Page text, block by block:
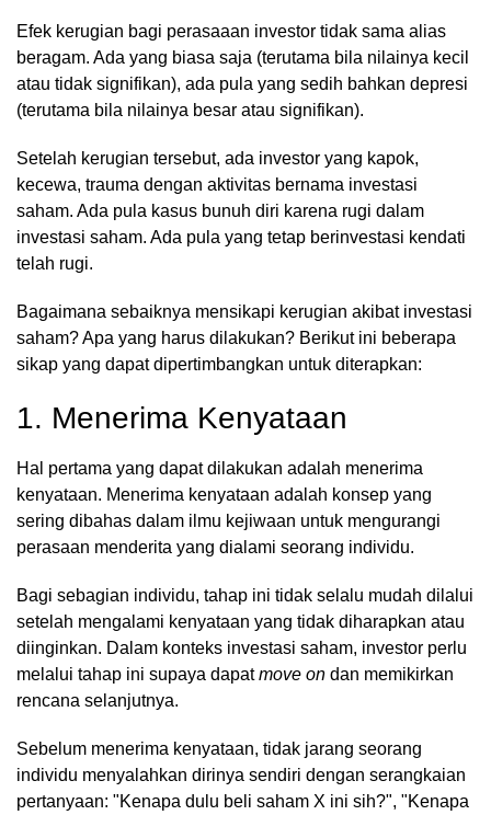
Efek kerugian bagi perasaaan investor tidak sama alias
beragam. Ada yang biasa saja (terutama bila nilainya kecil
atau tidak signifikan), ada pula yang sedih bahkan depresi
(terutama bila nilainya besar atau signifikan).
Setelah kerugian tersebut, ada investor yang kapok,
kecewa, trauma dengan aktivitas bernama investasi
saham. Ada pula kasus bunuh diri karena rugi dalam
investasi saham. Ada pula yang tetap berinvestasi kendati
telah rugi.
Bagaimana sebaiknya mensikapi kerugian akibat investasi
saham? Apa yang harus dilakukan? Berikut ini beberapa
sikap yang dapat dipertimbangkan untuk diterapkan:
1. Menerima Kenyataan
Hal pertama yang dapat dilakukan adalah menerima
kenyataan. Menerima kenyataan adalah konsep yang
sering dibahas dalam ilmu kejiwaan untuk mengurangi
perasaan menderita yang dialami seorang individu.
Bagi sebagian individu, tahap ini tidak selalu mudah dilalui
setelah mengalami kenyataan yang tidak diharapkan atau
diinginkan. Dalam konteks investasi saham, investor perlu
melalui tahap ini supaya dapatmove on dan memikirkan
rencana selanjutnya.
Sebelum menerima kenyataan, tidak jarang seorang
individu menyalahkan dirinya sendiri dengan serangkaian
pertanyaan: "Kenapa dulu beli saham X ini sih?", "Kenapa